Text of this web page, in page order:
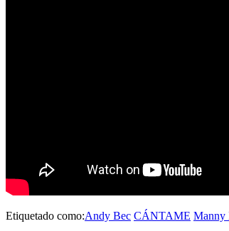
Etiquetado como:Andy Bec CÁNTAME Manny